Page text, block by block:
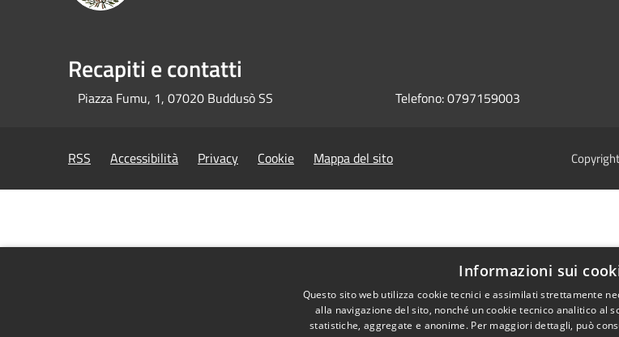
Recapiti e contatti
Piazza Fumu, 1, 07020 Buddusò SS Telefono:0797159003
RSS Accessibilità Privacy Cookie Mappa del sito
Informazioni sui
Questo sito web utilizza cookie tecnici e assimilati strettamente
alla navigazione del sito, nonché un cookie tecnico analitico al
statistiche, aggregate e anonime. Per maggiori dettagli, può